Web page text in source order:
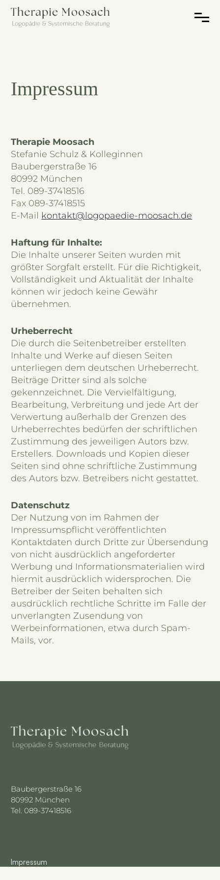
Impressum
Therapie Moosach
Stefanie Schulz & Kolleginnen
Baubergerstraße 16
80992 München
Tel. 089-37418516
Fax 089-37418515
E-Mail kontakt@logopaedie-moosach.de
Haftung für Inhalte:
Die Inhalte unserer Seiten wurden mit
größter Sorgfalt erstellt. Für die Richtigkeit,
Vollständigkeit und Aktualität der Inhalte
können wir jedoch keine Gewähr
übernehmen.
Urheberrecht
Die durch die Seitenbetreiber erstellten
Inhalte und Werke auf diesen Seiten
unterliegen dem deutschen Urheberrecht.
Beiträge Dritter sind als solche
gekennzeichnet. Die Vervielfältigung,
Bearbeitung, Verbreitung und jede Art der
Verwertung außerhalb der Grenzen des
Urheberrechtes bedürfen der schriftlichen
Zustimmung des jeweiligen Autors bzw.
Erstellers. Downloads und Kopien dieser
Seiten sind ohne schriftliche Zustimmung
des Autors bzw. Betreibers nicht gestattet.
Datenschutz
Der Nutzung von im Rahmen der
Impressumspflicht veröffentlichten
Kontaktdaten durch Dritte zur Übersendung
von nicht ausdrücklich angeforderter
Werbung und Informationsmaterialien wird
hiermit ausdrücklich widersprochen. Die
Betreiber der Seiten behalten sich
ausdrücklich rechtliche Schritte im Falle der
unverlangten Zusendung von
Werbeinformationen, etwa durch Spam-
Mails, vor.
Baubergerstraße 16
80992 München
Tel. 089-37418516
Impressum